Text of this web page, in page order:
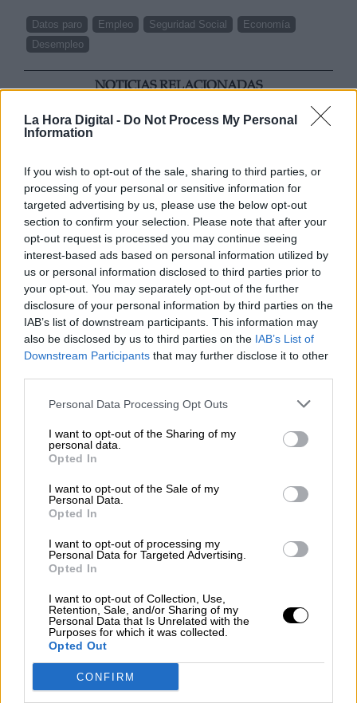
La Hora Digital - Do Not Process My Personal
Information
If you wish to opt-out of the sale, sharing to third parties, or
processing of your personal or sensitive information for
targeted advertising by us, please use the below opt-out
section to confirm your selection. Please note that after your
opt-out request is processed you may continue seeing
interest-based ads based on personal information utilized by
us or personal information disclosed to third parties prior to
your opt-out. You may separately opt-out of the further
disclosure of your personal information by third parties on the
IAB’s list of downstream participants. This information may
also be disclosed by us to third parties on the IAB’s List of
Downstream Participants that may further disclose it to other
Personal Data Processing Opt Outs
I want to opt-out of the Sharing of my
personal data.
Opted In
I want to opt-out of the Sale of my
Personal Data.
Opted In
I want to opt-out of processing my
Personal Data for Targeted Advertising.
Opted In
I want to opt-out of Collection, Use,
Retention, Sale, and/or Sharing of my
Personal Data that Is Unrelated with the
Purposes for which it was collected.
Opted Out
CONFIRM
Datos paro Empleo Seguridad Social
Economía
Desempleo
NOTICIAS RELACIONADAS
Desde ALA alertan de que reducir
los vuelos cortos solo reduciría el
0,06% de los gases de efecto
invernadero
Una nueva Estrategia para generar
valor